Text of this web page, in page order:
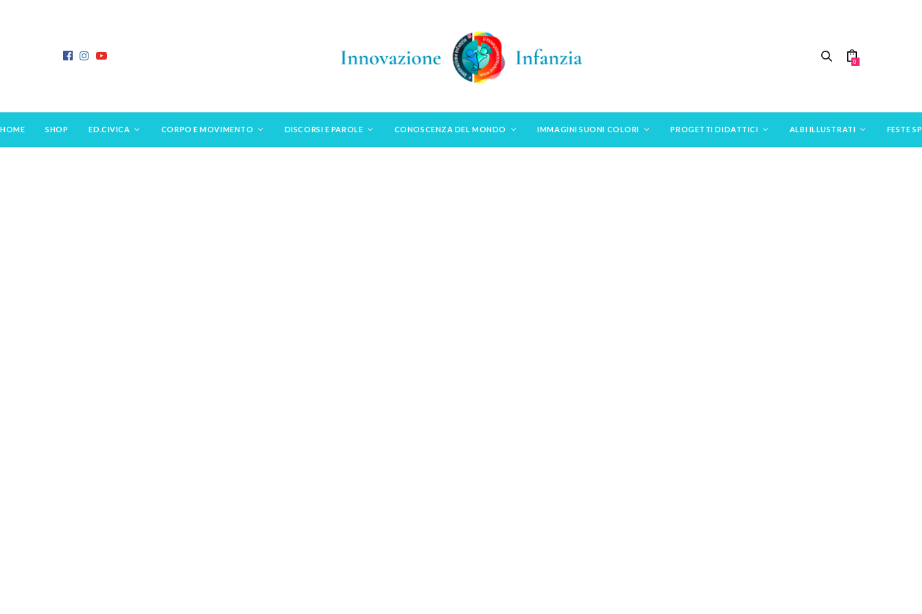
0
HOME SHOP ED.CIVICA CORPO E MOVIMENTO DISCORSI E PAROLE CONOSCENZA DEL MONDO IMMAGINI SUONI COLORI PROGETTI DIDATTICI ALBI ILLUSTRATI FESTE